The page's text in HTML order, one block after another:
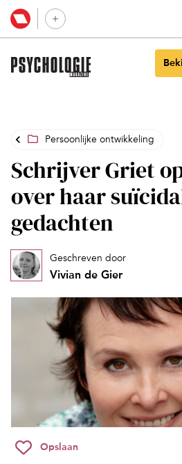
Persoonlijke ontwikkeling
Schrijver Griet
over haar
gedachten
Geschreven door
Vivian de Gier
Opslaan